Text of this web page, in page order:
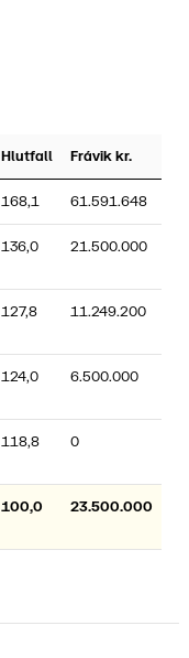
Hlutfall Frávik kr.
168,1 61.591.648
136,0 21.500.000
127,8 11.249.200
124,0 6.500.000
118,8 0
100,0 23.500.000